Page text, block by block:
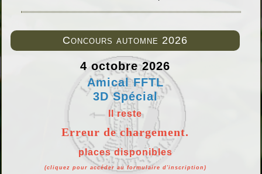
Concours automne 2026
4 octobre 2026
Amical FFTL
3D Spécial
Il reste
Erreur de chargement.
places disponibles
(cliquez pour accéder au formulaire d'inscription)